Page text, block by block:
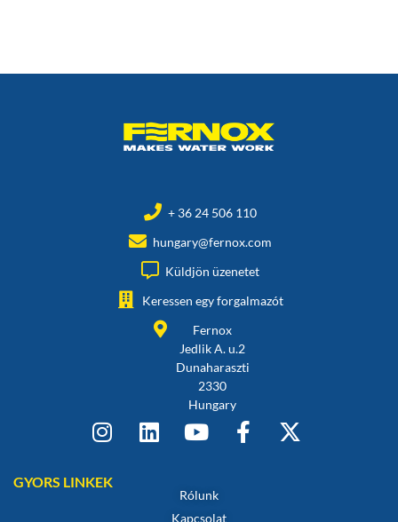
+ 36 24 506 110
hungary@fernox.com
Küldjön üzenetet
Keressen egy forgalmazót
Fernox
Jedlik A. u.2
Dunaharaszti
2330
Hungary
GYORS LINKEK
Rólunk
Kapcsolat